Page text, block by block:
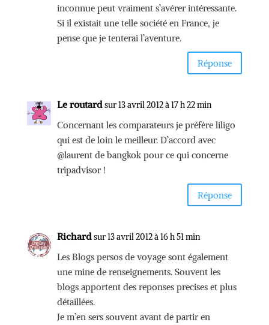
inconnue peut vraiment s’avérer intéressante.
Si il existait une telle société en France, je
pense que je tenterai l’aventure.
Réponse
Le routard sur 13 avril 2012 à 17 h 22 min
Concernant les comparateurs je préfère liligo
qui est de loin le meilleur. D’accord avec
@laurent de bangkok pour ce qui concerne
tripadvisor !
Réponse
Richard sur 13 avril 2012 à 16 h 51 min
Les Blogs persos de voyage sont également
une mine de renseignements. Souvent les
blogs apportent des reponses precises et plus
détaillées.
Je m’en sers souvent avant de partir en